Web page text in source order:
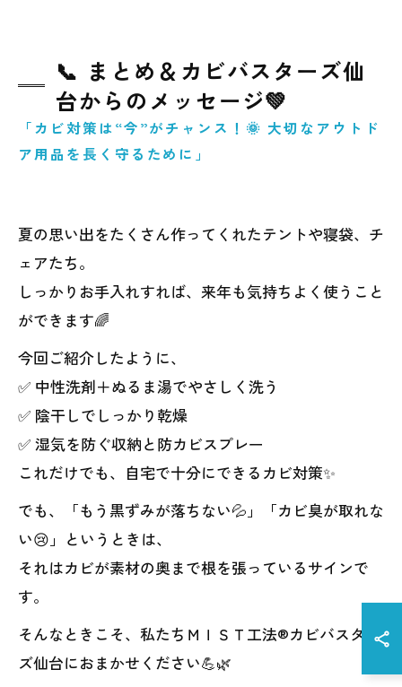
📞 まとめ＆カビバスターズ仙
台からのメッセージ💚
「カビ対策は“今”がチャンス！🌞 大切なアウトド
ア用品を長く守るために」
夏の思い出をたくさん作ってくれたテントや寝袋、チ
ェアたち。
しっかりお手入れすれば、来年も気持ちよく使うこと
ができます🌈
今回ご紹介したように、
✅ 中性洗剤＋ぬるま湯でやさしく洗う
✅ 陰干しでしっかり乾燥
✅ 湿気を防ぐ収納と防カビスプレー
これだけでも、自宅で十分にできるカビ対策✨
でも、「もう黒ずみが落ちない💦」「カビ臭が取れな
い😢」というときは、
それはカビが素材の奥まで根を張っているサインで
す。
そんなときこそ、私たちＭＩＳＴ工法®カビバスター
ズ仙台におまかせください💪🌿